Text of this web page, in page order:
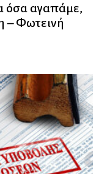
όσα αγαπάμε,
– Φωτεινή